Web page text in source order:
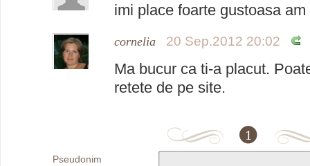
imi place foarte gustoasa
cornelia 20 Sep.2012 20:02
Ma bucur ca ti-a placut.
retete de pe site.
1
Pseudonim